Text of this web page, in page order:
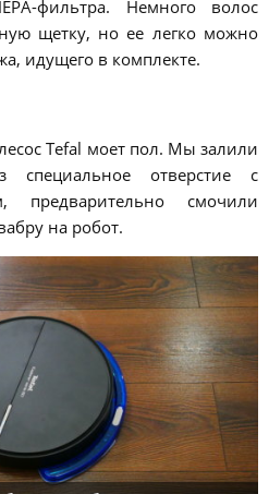
фильтра. Немного волос
щетку, но ее легко можно
идущего в комплекте.
Tefal моет пол. Мы залили
отверстие с
предварительно смочили
на робот.